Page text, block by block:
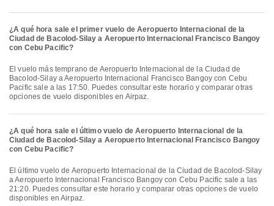
¿A qué hora sale el primer vuelo de Aeropuerto Internacional de la
Ciudad de Bacolod-Silay a Aeropuerto Internacional Francisco Bangoy
con Cebu Pacific?
El vuelo más temprano de Aeropuerto Internacional de la Ciudad de
Bacolod-Silay a Aeropuerto Internacional Francisco Bangoy con Cebu
Pacific sale a las 17:50. Puedes consultar este horario y comparar otras
opciones de vuelo disponibles en Airpaz.
¿A qué hora sale el último vuelo de Aeropuerto Internacional de la
Ciudad de Bacolod-Silay a Aeropuerto Internacional Francisco Bangoy
con Cebu Pacific?
El último vuelo de Aeropuerto Internacional de la Ciudad de Bacolod-Silay
a Aeropuerto Internacional Francisco Bangoy con Cebu Pacific sale a las
21:20. Puedes consultar este horario y comparar otras opciones de vuelo
disponibles en Airpaz.